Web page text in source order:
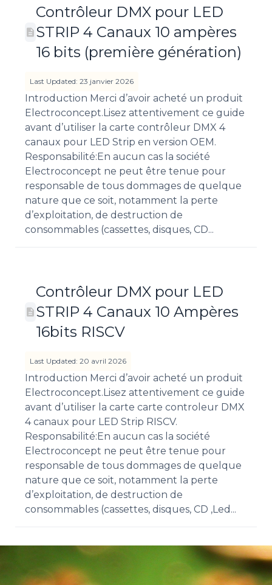
Contrôleur DMX pour LED
STRIP 4 Canaux 10 ampères
16 bits (première génération)
Last Updated: 23 janvier 2026
Introduction Merci d’avoir acheté un produit
Electroconcept.Lisez attentivement ce guide
avant d’utiliser la carte contrôleur DMX 4
canaux pour LED Strip en version OEM.
Responsabilité:En aucun cas la société
Electroconcept ne peut être tenue pour
responsable de tous dommages de quelque
nature que ce soit, notamment la perte
d’exploitation, de destruction de
consommables (cassettes, disques, CD...
Contrôleur DMX pour LED
STRIP 4 Canaux 10 Ampères
16bits RISCV
Last Updated: 20 avril 2026
Introduction Merci d’avoir acheté un produit
Electroconcept.Lisez attentivement ce guide
avant d’utiliser la carte carte controleur DMX
4 canaux pour LED Strip RISCV.
Responsabilité:En aucun cas la société
Electroconcept ne peut être tenue pour
responsable de tous dommages de quelque
nature que ce soit, notamment la perte
d’exploitation, de destruction de
consommables (cassettes, disques, CD ,Led...